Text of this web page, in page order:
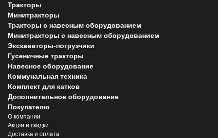
Тракторы
Минитракторы
Тракторы с навесным оборудованием
Минитракторы с навесным оборудованием
Экскаваторы-погрузчики
Гусеничные тракторы
Навесное оборудование
Коммунальная техника
Комплект для катков
Дополнительное оборудование
Покупателю
О компании
Акции и скидки
Доставка и оплата